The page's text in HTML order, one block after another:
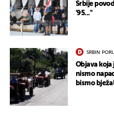
Srbije
'95..."
SRBIN
Objava koja
nismo
bismo